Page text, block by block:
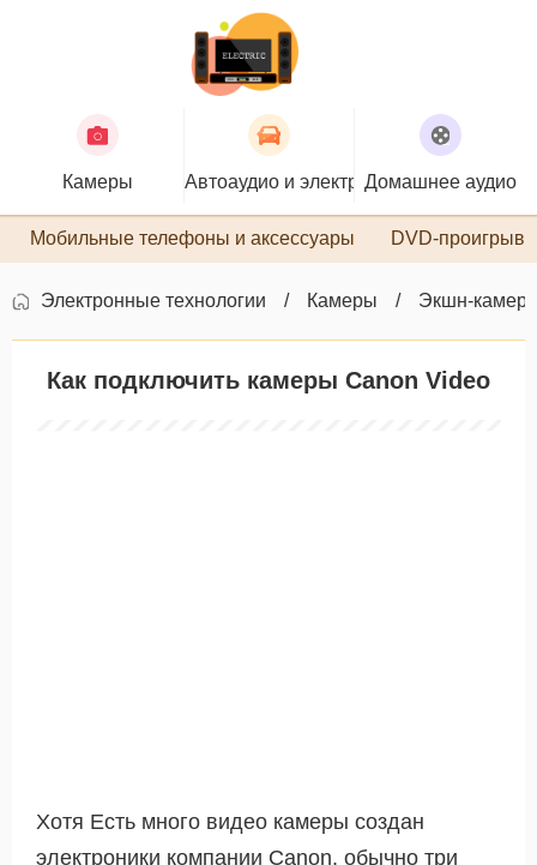
Камеры Автоаудио и электроникаДомашнее аудио
Мобильные телефоны и аксессуары DVD-
Электронные технологии Камеры Экшн-
Как подключить камеры Canon Video
Хотя Есть много видео камеры создан
электроники компании Canon, обычно три